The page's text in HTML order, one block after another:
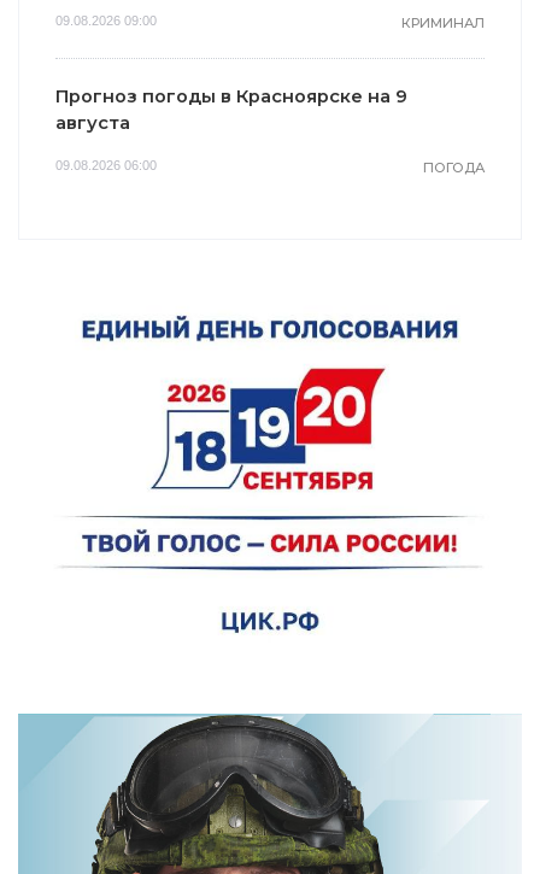
09.08.2026 09:00 КРИМИНАЛ
Прогноз погоды в Красноярске на 9
августа
09.08.2026 06:00 ПОГОДА